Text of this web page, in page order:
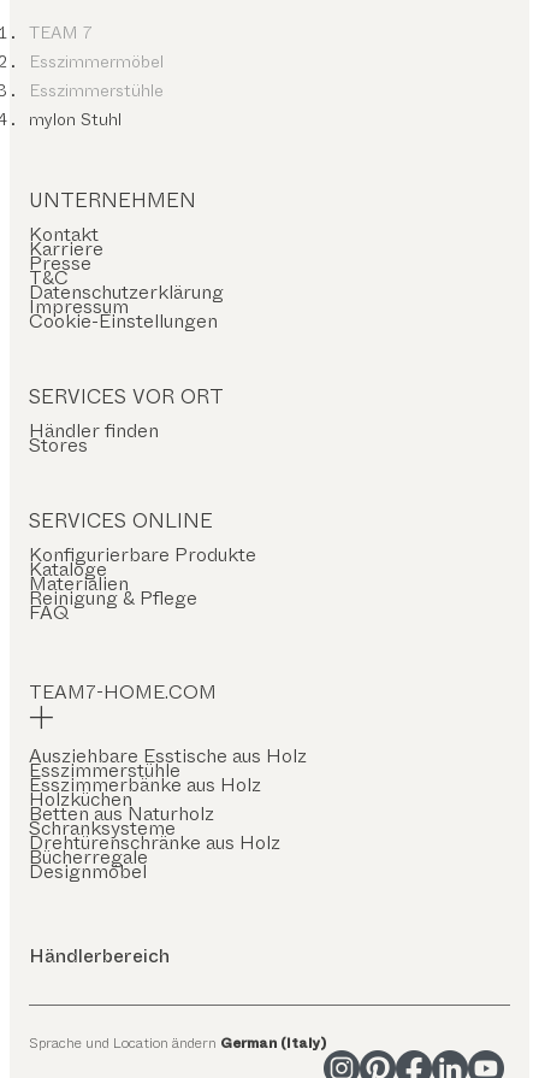
TEAM 7
Esszimmermöbel
Esszimmerstühle
mylon Stuhl
UNTERNEHMEN
Kontakt
Karriere
Presse
T&C
Datenschutzerklärung
Impressum
Cookie-Einstellungen
SERVICES VOR ORT
Händler finden
Stores
SERVICES ONLINE
Konfigurierbare Produkte
Kataloge
Materialien
Reinigung & Pflege
FAQ
TEAM7-HOME.COM
Ausziehbare Esstische aus Holz
Esszimmerstühle
Esszimmerbänke aus Holz
Holzküchen
Betten aus Naturholz
Schranksysteme
Drehtürenschränke aus Holz
Bücherregale
Designmöbel
Händlerbereich
Sprache und Location ändern German (Italy)